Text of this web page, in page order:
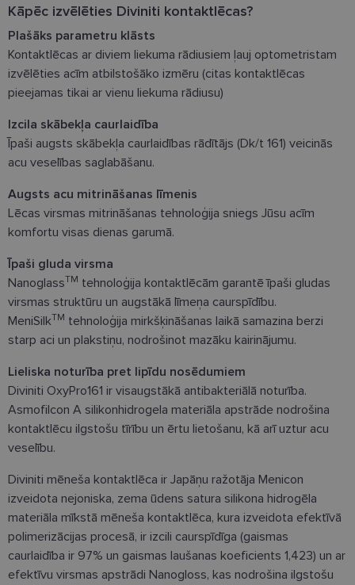
Kāpēc izvēlēties Diviniti kontaktlēcas?
Plašāks parametru klāsts
Kontaktlēcas ar diviem liekuma rādiusiem ļauj optometristam
izvēlēties acīm atbilstošāko izmēru (citas kontaktlēcas
pieejamas tikai ar vienu liekuma rādiusu)
Izcila skābekļa caurlaidība
Īpaši augsts skābekļa caurlaidības rādītājs (Dk/t 161) veicinās
acu veselības saglabāšanu.
Augsts acu mitrināšanas līmenis
Lēcas virsmas mitrināšanas tehnoloģija sniegs Jūsu acīm
komfortu visas dienas garumā.
Īpaši gluda virsma
NanoglassTM tehnoloģija kontaktlēcām garantē īpaši gludas
virsmas struktūru un augstākā līmeņa caurspīdību.
MeniSilkTM tehnoloģija mirkšķināšanas laikā samazina berzi
starp aci un plakstiņu, nodrošinot mazāku kairinājumu.
Lieliska noturība pret lipīdu nosēdumiem
Diviniti OxyPro161 ir visaugstākā antibakteriālā noturība.
Asmofilcon A silikonhidrogela materiāla apstrāde nodrošina
kontaktlēcu ilgstošu tīrību un ērtu lietošanu, kā arī uztur acu
veselību.
Diviniti mēneša kontaktlēca ir Japāņu ražotāja Menicon
izveidota nejoniska, zema ūdens satura silikona hidrogēla
materiāla mīkstā mēneša kontaktlēca, kura izveidota efektīvā
polimerizācijas procesā, ir izcili caurspīdīga (gaismas
caurlaidība ir 97% un gaismas laušanas koeficients 1,423) un ar
efektīvu virsmas apstrādi Nanogloss, kas nodrošina ilgstošu